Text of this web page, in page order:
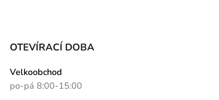
OTEVÍRACÍ DOBA
Velkoobchod
po-pá 8:00-15:00